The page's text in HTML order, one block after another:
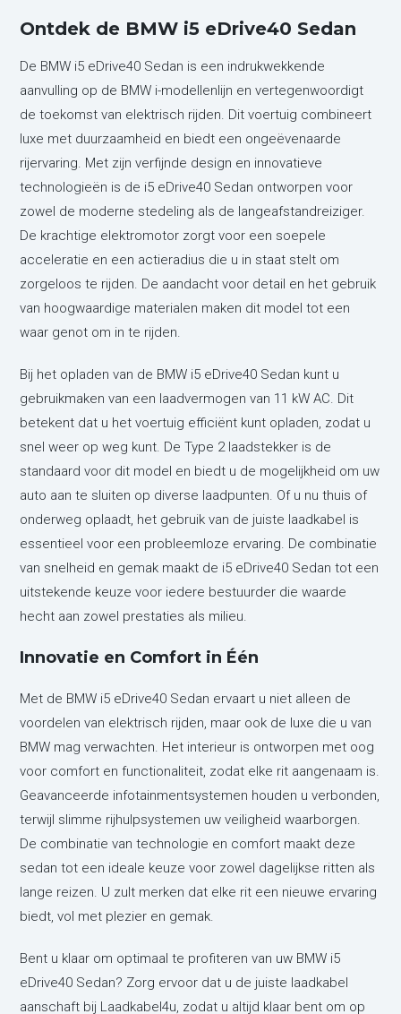
Ontdek de BMW i5 eDrive40 Sedan
De BMW i5 eDrive40 Sedan is een indrukwekkende
aanvulling op de BMW i-modellenlijn en vertegenwoordigt
de toekomst van elektrisch rijden. Dit voertuig combineert
luxe met duurzaamheid en biedt een ongeëvenaarde
rijervaring. Met zijn verfijnde design en innovatieve
technologieën is de i5 eDrive40 Sedan ontworpen voor
zowel de moderne stedeling als de langeafstandreiziger.
De krachtige elektromotor zorgt voor een soepele
acceleratie en een actieradius die u in staat stelt om
zorgeloos te rijden. De aandacht voor detail en het gebruik
van hoogwaardige materialen maken dit model tot een
waar genot om in te rijden.
Bij het opladen van de BMW i5 eDrive40 Sedan kunt u
gebruikmaken van een laadvermogen van 11 kW AC. Dit
betekent dat u het voertuig efficiënt kunt opladen, zodat u
snel weer op weg kunt. De Type 2 laadstekker is de
standaard voor dit model en biedt u de mogelijkheid om uw
auto aan te sluiten op diverse laadpunten. Of u nu thuis of
onderweg oplaadt, het gebruik van de juiste laadkabel is
essentieel voor een probleemloze ervaring. De combinatie
van snelheid en gemak maakt de i5 eDrive40 Sedan tot een
uitstekende keuze voor iedere bestuurder die waarde
hecht aan zowel prestaties als milieu.
Innovatie en Comfort in Één
Met de BMW i5 eDrive40 Sedan ervaart u niet alleen de
voordelen van elektrisch rijden, maar ook de luxe die u van
BMW mag verwachten. Het interieur is ontworpen met oog
voor comfort en functionaliteit, zodat elke rit aangenaam is.
Geavanceerde infotainmentsystemen houden u verbonden,
terwijl slimme rijhulpsystemen uw veiligheid waarborgen.
De combinatie van technologie en comfort maakt deze
sedan tot een ideale keuze voor zowel dagelijkse ritten als
lange reizen. U zult merken dat elke rit een nieuwe ervaring
biedt, vol met plezier en gemak.
Bent u klaar om optimaal te profiteren van uw BMW i5
eDrive40 Sedan? Zorg ervoor dat u de juiste laadkabel
aanschaft bij Laadkabel4u, zodat u altijd klaar bent om op